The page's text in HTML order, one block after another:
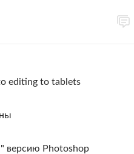
editing to tablets
версию Photoshop